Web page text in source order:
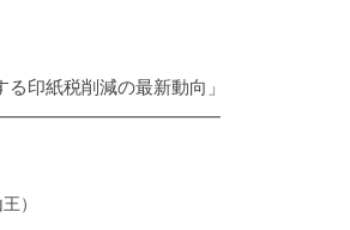
印紙税削減の最新動向」
）